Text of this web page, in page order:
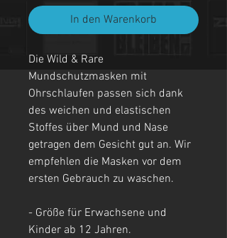
In den Warenkorb
Die Wild & Rare
Mundschutzmasken mit
Ohrschlaufen passen sich dank
des weichen und elastischen
Stoffes über Mund und Nase
getragen dem Gesicht gut an. Wir
empfehlen die Masken vor dem
ersten Gebrauch zu waschen.
- Größe für Erwachsene und
Kinder ab 12 Jahren.